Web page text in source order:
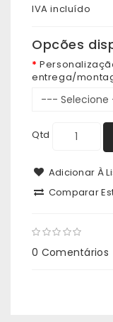
IVA incluído
Opcões
entrega/
Qtd
Adicionar À
Comparar
0 Comentários